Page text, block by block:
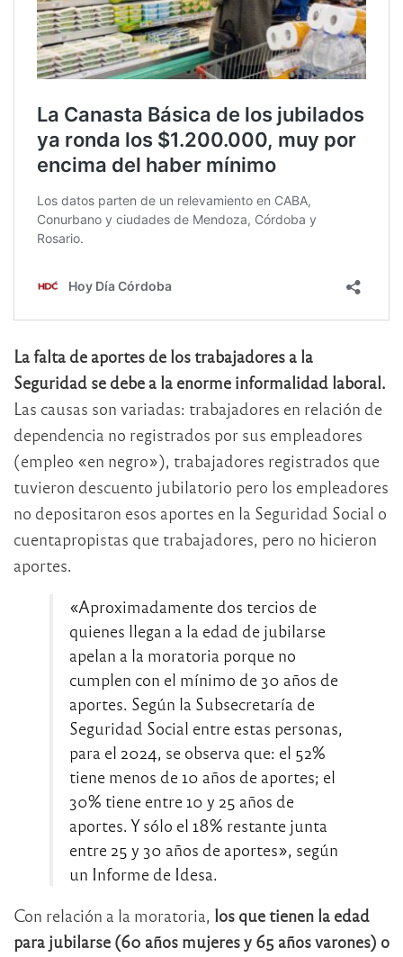
La falta de aportes de los trabajadores a la
Seguridad se debe a la enorme informalidad laboral.
Las causas son variadas: trabajadores en relación de
dependencia no registrados por sus empleadores
(empleo «en negro»), trabajadores registrados que
tuvieron descuento jubilatorio pero los empleadores
no depositaron esos aportes en la Seguridad Social o
cuentapropistas que trabajadores, pero no hicieron
aportes.
«Aproximadamente dos tercios de
quienes llegan a la edad de jubilarse
apelan a la moratoria porque no
cumplen con el mínimo de 30 años de
aportes. Según la Subsecretaría de
Seguridad Social entre estas personas,
para el 2024, se observa que: el 52%
tiene menos de 10 años de aportes; el
30% tiene entre 10 y 25 años de
aportes. Y sólo el 18% restante junta
entre 25 y 30 años de aportes», según
un Informe de Idesa.
Con relación a la moratoria, los que tienen la edad
para jubilarse (60 años mujeres y 65 años varones) o